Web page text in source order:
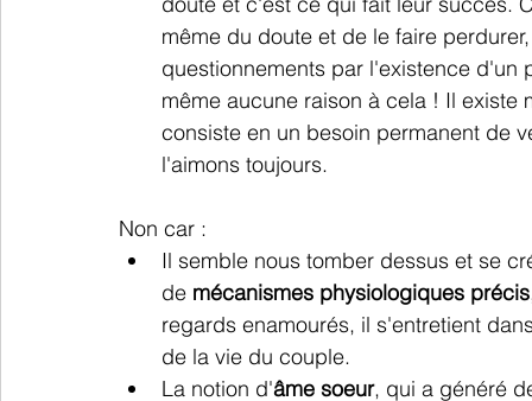
même du doute et de le faire
questionnements par l'existence
même aucune raison à cela ! Il
consiste en un besoin permanent de
l'aimons toujours.
Non car :
Il semble nous tomber dessus et se
de mécanismes physiologiques précis
regards enamourés, il s'entretient
de la vie du couple.
La notion d'âme soeur, qui a généré